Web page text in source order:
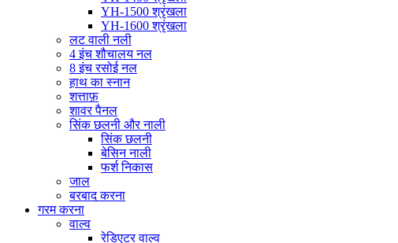
YH-1500 श्रृंखला
YH-1600 श्रृंखला
लट वाली नली
4 इंच शौचालय नल
8 इंच रसोई नल
हाथ का स्नान
शत्ताफ़
शावर पैनल
सिंक छलनी और नाली
सिंक छलनी
बेसिन नाली
फर्श निकास
जाल
बरबाद करना
गरम करना
वाल्व
रेडिएटर वाल्व